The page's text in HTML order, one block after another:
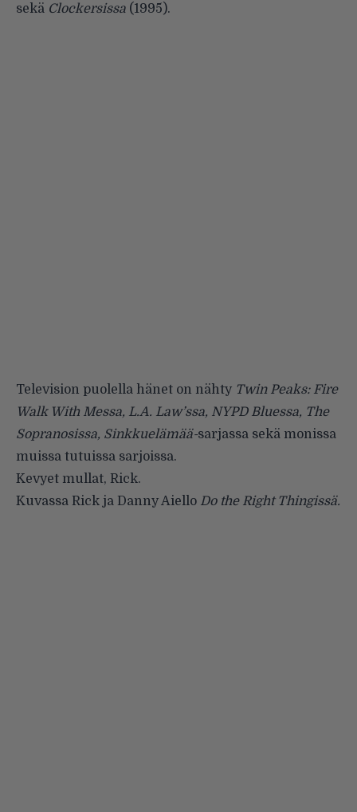
sekä Clockersissa (1995).
Television puolella hänet on nähty Twin Peaks: Fire
Walk With Messa, L.A. Law’ssa, NYPD Bluessa, The
Sopranosissa, Sinkkuelämää-sarjassa sekä monissa
muissa tutuissa sarjoissa.
Kevyet mullat, Rick.
Kuvassa Rick ja Danny Aiello Do the Right Thingissä.